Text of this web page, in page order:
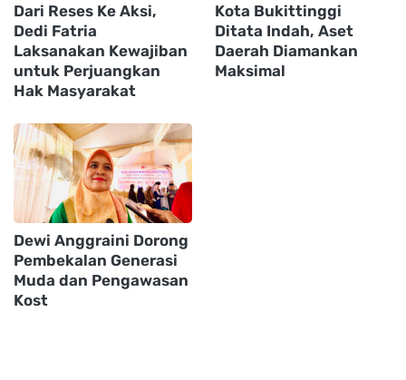
Dari Reses Ke Aksi,
Dedi Fatria
Laksanakan Kewajiban
untuk Perjuangkan
Hak Masyarakat
Kota Bukittinggi
Ditata Indah, Aset
Daerah Diamankan
Maksimal
Dewi Anggraini Dorong
Pembekalan Generasi
Muda dan Pengawasan
Kost